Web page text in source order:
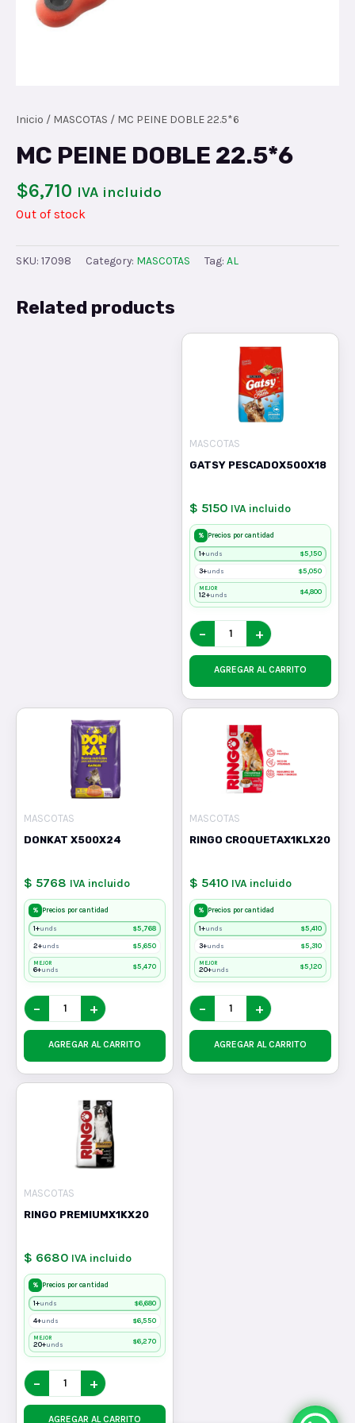
Inicio / MASCOTAS / MC PEINE DOBLE 22.5*6
MC PEINE DOBLE 22.5*6
$6,710 IVA incluido
Out of stock
SKU: 17098 Category: MASCOTAS Tag: AL
Related products
MASCOTAS
GATSY PESCADOX500X18
$ 5150 IVA incluido
% Precios por cantidad
1+unds $5,150
3+unds $5,050
MEJOR
12+unds $4,800
− +
AGREGAR AL CARRITO
MASCOTAS
DONKAT X500X24
$ 5768 IVA incluido
% Precios por cantidad
1+unds $5,768
2+unds $5,650
MEJOR
6+unds $5,470
− +
AGREGAR AL CARRITO
MASCOTAS
RINGO CROQUETAX1KLX20
$ 5410 IVA incluido
% Precios por cantidad
1+unds $5,410
3+unds $5,310
MEJOR
20+unds $5,120
− +
AGREGAR AL CARRITO
MASCOTAS
RINGO PREMIUMX1KX20
$ 6680 IVA incluido
% Precios por cantidad
1+unds $6,680
4+unds $6,550
MEJOR
20+unds $6,270
− +
AGREGAR AL CARRITO